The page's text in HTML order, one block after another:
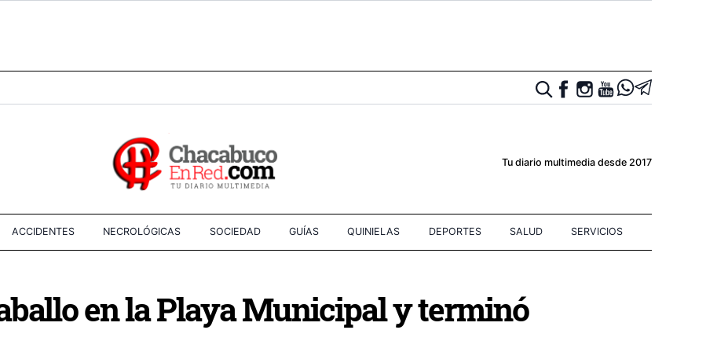
Tu diario multimedia desde 2017
ACCIDENTES NECROLÓGICAS SOCIEDAD GUÍAS QUINIELAS DEPORTES SALUD SERVICIOS
en la Playa Municipal y terminó